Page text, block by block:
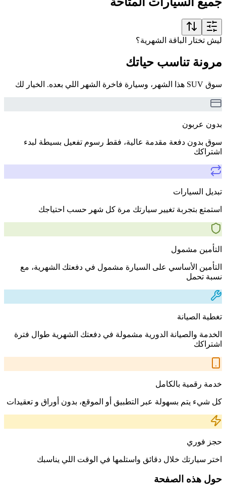
ليش تختار الباقة الشهرية؟
مرونة تناسب حياتك
سوق SUV هذا الشهر، وسيارة فاخرة الشهر اللي بعده. الخيار لك
بدون عربون
سوق بدون دفعة مقدمة عالية، فقط رسوم تفعيل بسيطة لبدء
اشتراكك
تبديل السيارات
استمتع بتجربة تغيير سيارتك مرة كل شهر حسب احتياجك
التأمين مشمول
التأمين الأساسي على السيارة مشمول في دفعتك الشهرية، مع
نسبة تحمل
تغطية الصيانة
الخدمة والصيانة الدورية مشمولة في دفعتك الشهرية طوال فترة
اشتراكك
خدمة رقمية بالكامل
كل شيء يتم بسهولة عبر التطبيق أو الموقع، بدون أوراق و تعقيدات
حجز فوري
اختر سيارتك خلال دقائق واستلمها في الوقت اللي يناسبك
حول هذه الصفحة